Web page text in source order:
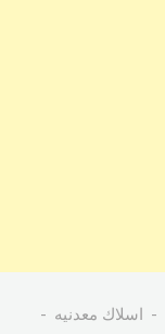
اسلاك معدنيه